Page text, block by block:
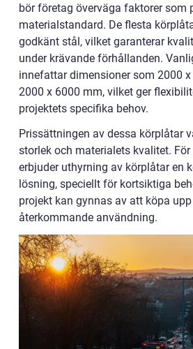
bör företag överväga faktorer som
materialstandard. De flesta
godkänt stål, vilket garanterar
under krävande förhållanden.
innefattar dimensioner som 2000
2000 x 6000 mm, vilket ger
projektets specifika behov.
Prissättningen av dessa körplåtar
storlek och materialets kvalitet.
erbjuder uthyrning av körplåtar en
lösning, speciellt för kortsiktiga
projekt kan gynnas av att köpa
återkommande användning.